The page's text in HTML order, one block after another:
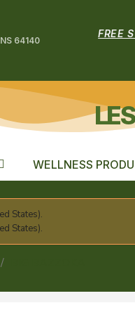
64140
FREE
WELLNESS
States).
States).